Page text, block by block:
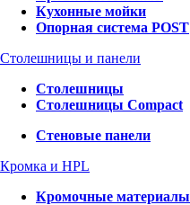
Кухонные мойки
Опорная система POST
Столешницы и панели
Столешницы
Столешницы Compact
Стеновые панели
Кромка и HPL
Кромочные материалы